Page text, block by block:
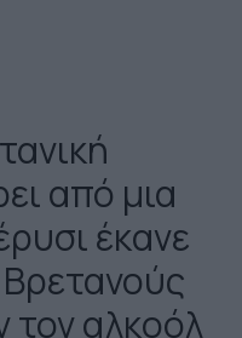
από μια
έκανε
τον αλκοόλ